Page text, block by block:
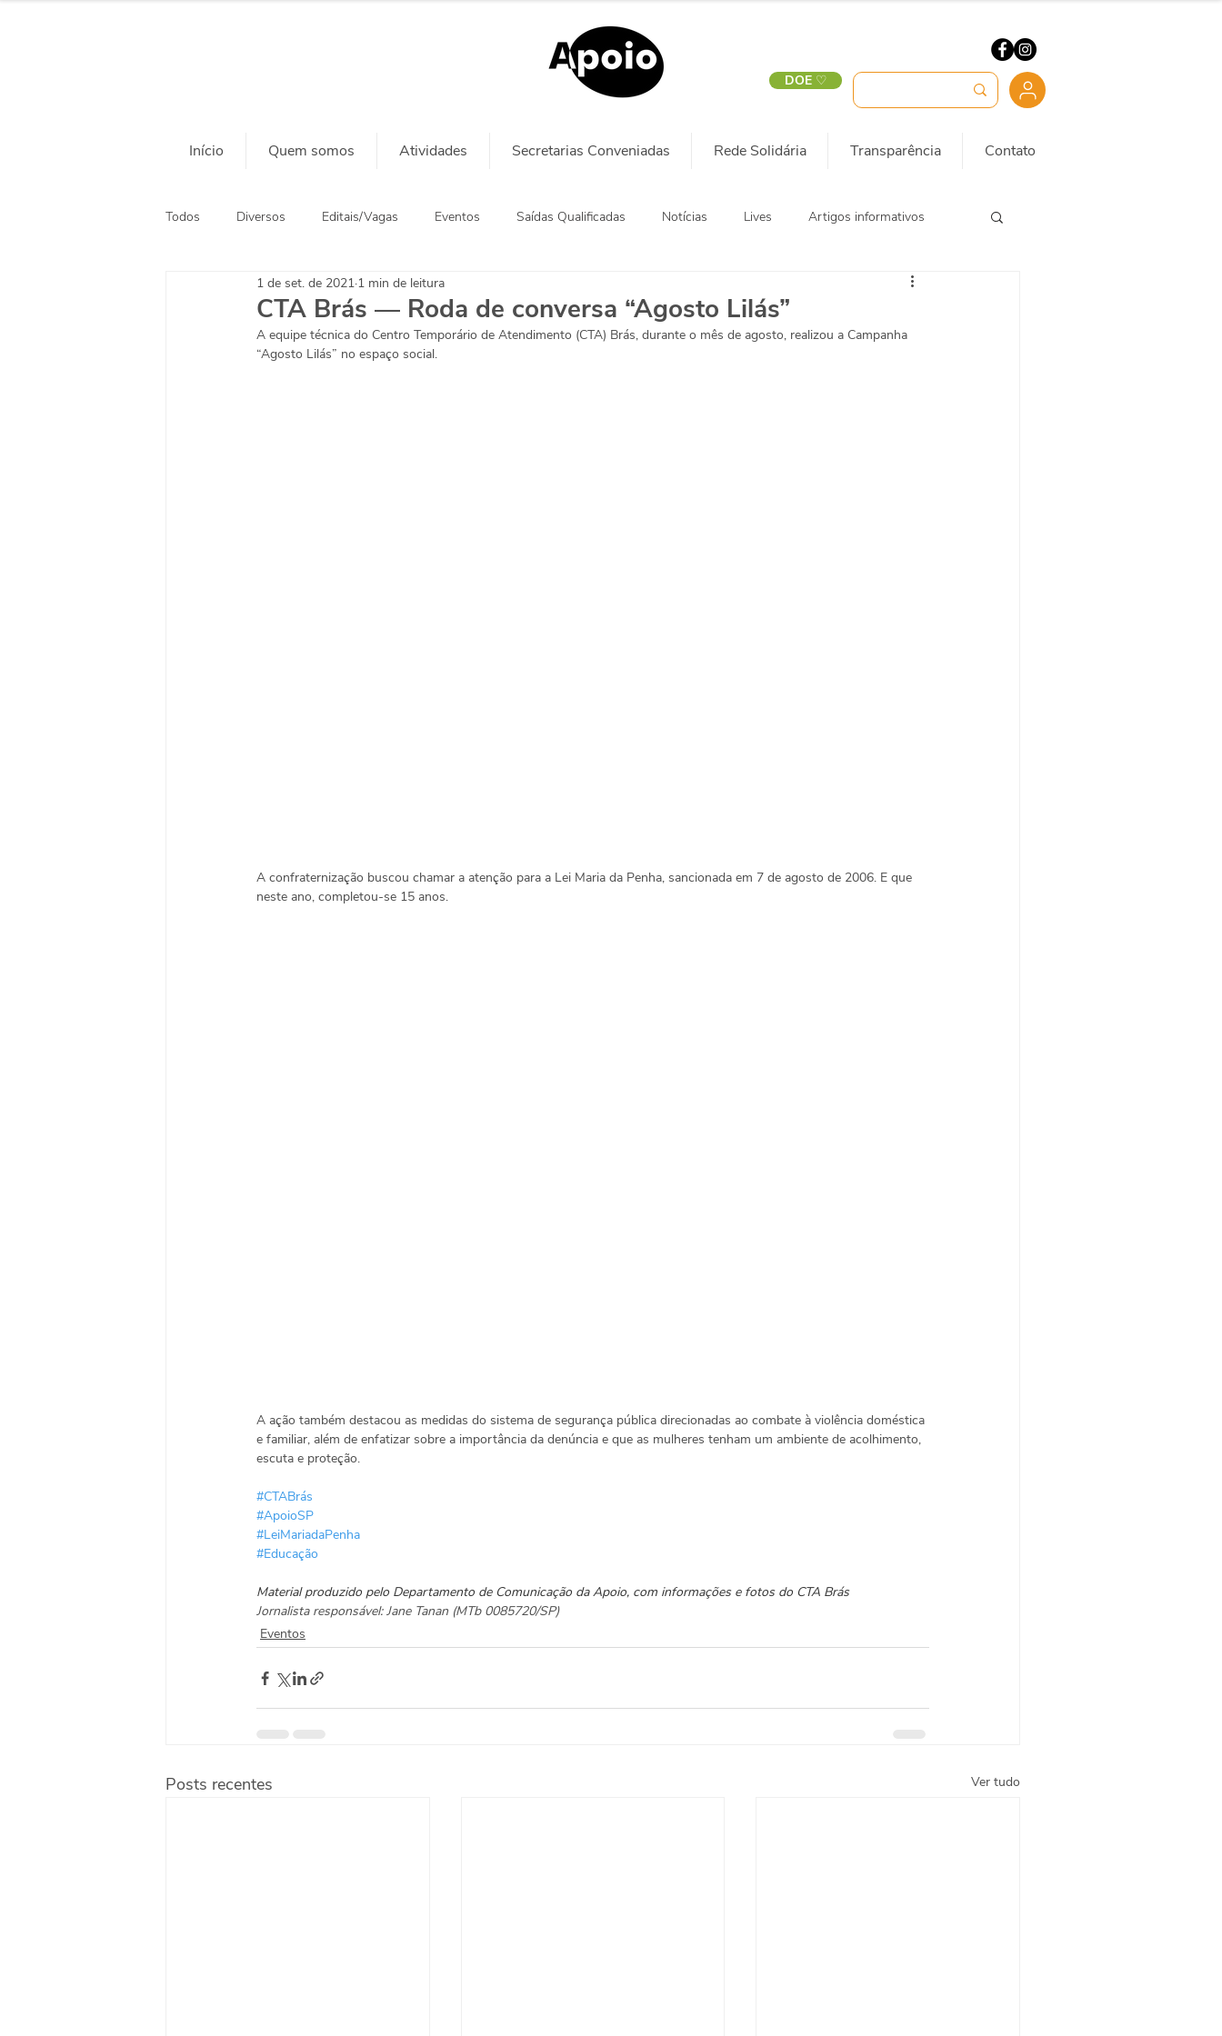
DOE ♡
Início Quem somos Atividades Secretarias Conveniadas Rede Solidária Transparência Contato
Todos Diversos Editais/Vagas Eventos Saídas Qualificadas Notícias Lives Artigos informativos
Ação Social Habitação
CTA Brás — Roda de conversa “Agosto Lilás”
1 de set. de 2021 1 min de leitura
A equipe técnica do Centro Temporário de Atendimento (CTA) Brás, durante o mês de agosto, realizou a Campanha
“Agosto Lilás” no espaço social.
A confraternização buscou chamar a atenção para a Lei Maria da Penha, sancionada em 7 de agosto de 2006. E que
neste ano, completou-se 15 anos.
A ação também destacou as medidas do sistema de segurança pública direcionadas ao combate à violência doméstica
e familiar, além de enfatizar sobre a importância da denúncia e que as mulheres tenham um ambiente de acolhimento,
escuta e proteção.
#CTABrás
#ApoioSP
#LeiMariadaPenha
#Educação
Material produzido pelo Departamento de Comunicação da Apoio, com informações e fotos do CTA Brás
Jornalista responsável: Jane Tanan (MTb 0085720/SP)
Eventos
Posts recentes Ver tudo